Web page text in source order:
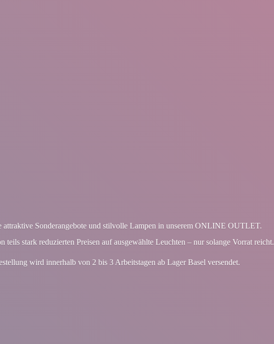
attraktive Sonderangebote und stilvolle Lampen in unserem ONLINE OUTLET.
teils stark reduzierten Preisen auf ausgewählte Leuchten – nur solange Vorrat reicht.
wird innerhalb von 2 bis 3 Arbeitstagen ab LagerBasel versendet.